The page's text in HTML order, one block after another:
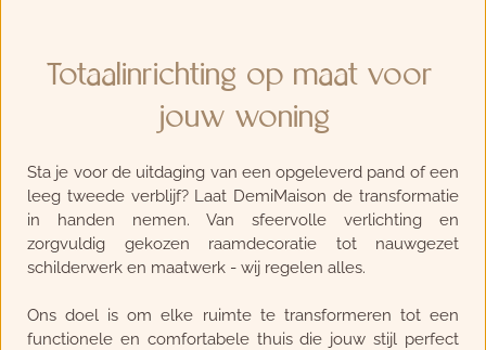
Totaalinrichting op maat voor
jouw woning
Sta je voor de uitdaging van een opgeleverd pand of een
leeg tweede verblijf? Laat DemiMaison de transformatie
in handen nemen. Van sfeervolle verlichting en
zorgvuldig gekozen raamdecoratie tot nauwgezet
schilderwerk en maatwerk - wij regelen alles.
Ons doel is om elke ruimte te transformeren tot een
functionele en comfortabele thuis die jouw stijl perfect